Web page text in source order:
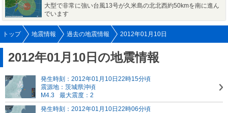
大型で非常に強い台風13号が久米島の北北西約50kmを南に進ん
でいます
トップ 地震情報 過去の地震情報 2012年01月10日
2012年01月10日の地震情報
発生時刻：2012年01月10日22時15分頃
震源地：茨城県沖頃
M4.3
最大震度：2
発生時刻：2012年01月10日22時06分頃